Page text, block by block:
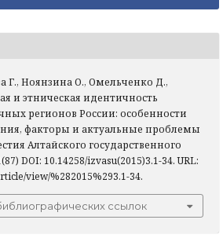
Г., Ноянзина О., Омельченко Д.,
и этническая идентичность
регионов России: особенности
факторы и актуальные проблемы
Алтайского государственного
DOI: 10.14258/izvasu(2015)3.1-34. URL:
view/%282015%293.1-34.
ссылок